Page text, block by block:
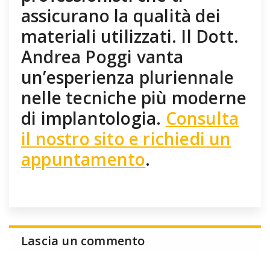
assicurano la qualità dei
materiali utilizzati. Il Dott.
Andrea Poggi vanta
un’esperienza pluriennale
nelle tecniche più moderne
di implantologia. Consulta
il nostro sito e richiedi un
appuntamento.
Lascia un commento